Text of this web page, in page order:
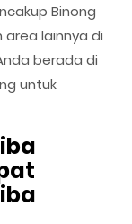
Binong
area lainnya di
berada di
untuk